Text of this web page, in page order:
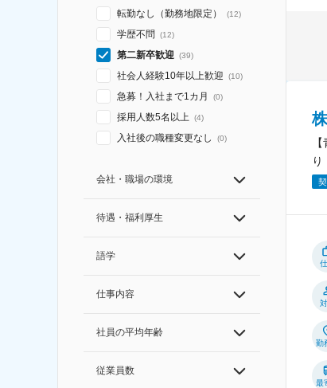
転勤なし（勤務地限定） (12)
学歴不問 (12)
第二新卒歓迎 (39)
社会人経験10年以上歓迎 (10)
急募！入社まで1カ月 (0)
採用人数5名以上 (4)
入社後の職種変更なし (0)
会社・職場の環境
待遇・福利厚生
語学
仕事内容
社員の平均年齢
従業員数
り
勤
最